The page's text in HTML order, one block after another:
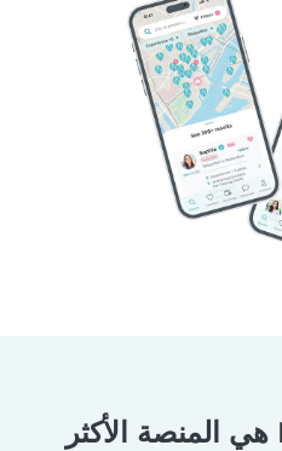
منصة Babysits هي المنصة الأكثر